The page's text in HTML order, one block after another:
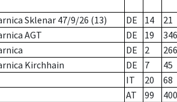
Sklenar 47/9/26 (13) DE 14 21
AGT DE 19 346
DE 2 266
Kirchhain DE 7 45
IT 20 68
AT 99 400